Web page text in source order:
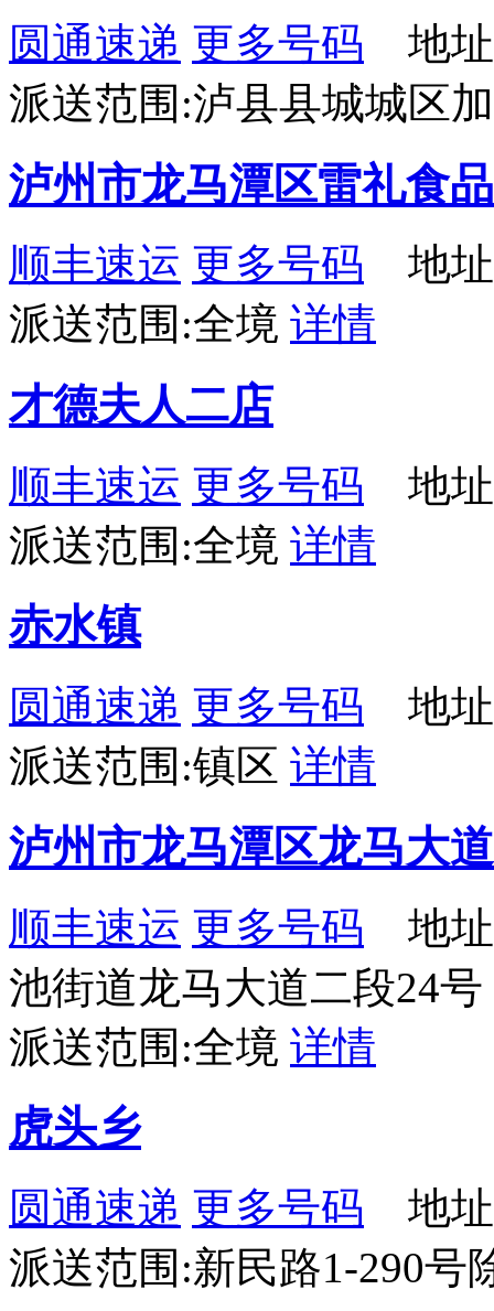
圆通速递 更多号码 地址
派送范围:泸县县城城区
泸州市龙马潭区雷礼食
顺丰速运 更多号码 地址
派送范围:全境 详情
才德夫人二店
顺丰速运 更多号码 地址
派送范围:全境 详情
赤水镇
圆通速递 更多号码 地址
派送范围:镇区 详情
泸州市龙马潭区龙马大
顺丰速运 更多号码 地址
池街道龙马大道二段24号
派送范围:全境 详情
虎头乡
圆通速递 更多号码 地址
派送范围:新民路1-290号